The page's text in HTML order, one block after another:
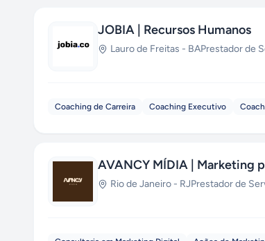
JOBIA | Recursos Humanos
Lauro de Freitas - BAPrestador de
Coaching de Carreira Coaching Executivo
AVANCY MÍDIA | Marketing
Rio de Janeiro - RJPrestador de